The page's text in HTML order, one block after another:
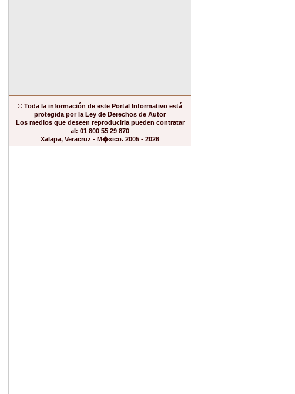
© Toda la información de este Portal Informativo está
protegida por la Ley de Derechos de Autor
Los medios que deseen reproducirla pueden contratar
al: 01 800 55 29 870
Xalapa, Veracruz - M�xico. 2005 - 2026